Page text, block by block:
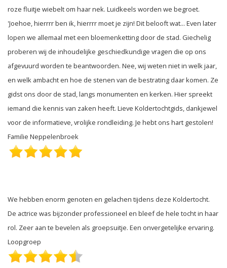
roze fluitje wiebelt om haar nek. Luidkeels worden we begroet.
'Joehoe, hierrrr ben ik, hierrrr moet je zijn! Dit belooft wat... Even later
lopen we allemaal met een bloemenketting door de stad. Giechelig
proberen wij de inhoudelijke geschiedkundige vragen die op ons
afgevuurd worden te beantwoorden. Nee, wij weten niet in welk jaar,
en welk ambacht en hoe de stenen van de bestrating daar komen. Ze
gidst ons door de stad, langs monumenten en kerken. Hier spreekt
iemand die kennis van zaken heeft. Lieve Koldertochtgids, dankjewel
voor de informatieve, vrolijke rondleiding. Je hebt ons hart gestolen!
Familie Neppelenbroek
We hebben enorm genoten en gelachen tijdens deze Koldertocht.
De actrice was bijzonder professioneel en bleef de hele tocht in haar
rol. Zeer aan te bevelen als groepsuitje. Een onvergetelijke ervaring.
Loopgroep